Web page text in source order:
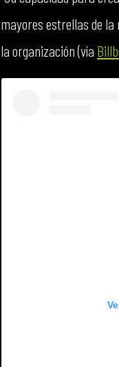
mayores estrellas de
la organización (vía